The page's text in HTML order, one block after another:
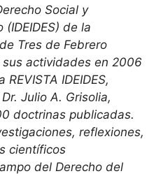
Social y
de la
Tres de Febrero
sus actividades en 2006
REVISTA IDEIDES,
Julio A. Grisolia,
doctrinas publicadas.
reflexiones,
científicos
del Derecho del